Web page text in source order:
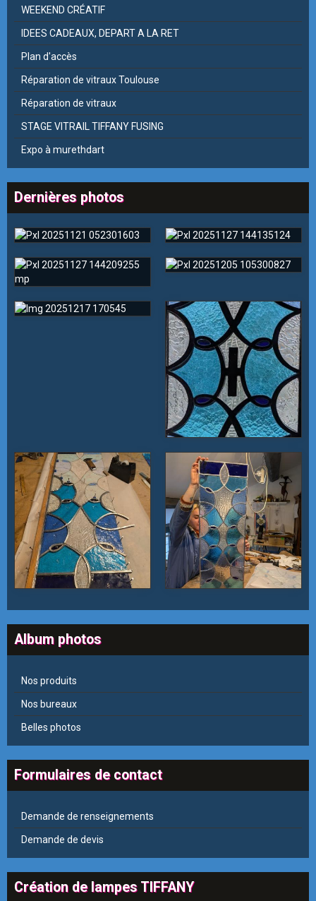
WEEKEND CRÉATIF
IDEES CADEAUX, DEPART A LA RET
Plan d'accès
Réparation de vitraux Toulouse
Réparation de vitraux
STAGE VITRAIL TIFFANY FUSING
Expo à murethdart
Dernières photos
Album photos
Nos produits
Nos bureaux
Belles photos
Formulaires de contact
Demande de renseignements
Demande de devis
Création de lampes TIFFANY